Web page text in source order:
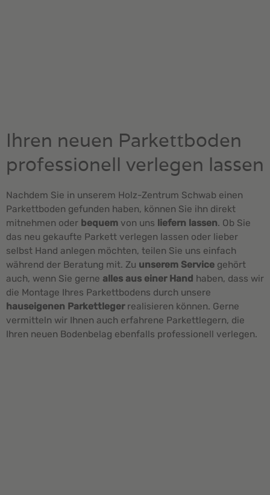
Ihren neuen Parkettboden
professionell verlegen lassen
Nachdem Sie in unserem Holz-Zentrum Schwab einen
Parkettboden gefunden haben, können Sie ihn direkt
mitnehmen oder bequem von uns liefern lassen. Ob Sie
das neu gekaufte Parkett verlegen lassen oder lieber
selbst Hand anlegen möchten, teilen Sie uns einfach
während der Beratung mit. Zu unserem Service gehört
auch, wenn Sie gerne alles aus einer Hand haben, dass wir
die Montage Ihres Parkettbodens durch unsere
hauseigenen Parkettleger realisieren können. Gerne
vermitteln wir Ihnen auch erfahrene Parkettlegern, die
Ihren neuen Bodenbelag ebenfalls professionell verlegen.